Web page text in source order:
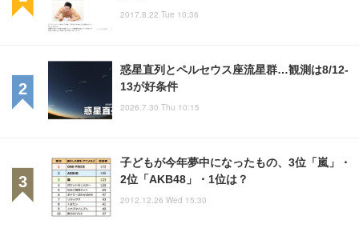
2017.8.22 Tue 10:36
惑星直列とペルセウス座流星群…観測は8/12-
13が好条件
2026.7.30 Thu 10:15
子どもが今年夢中になったもの、3位「嵐」・
2位「AKB48」・1位は？
2012.12.26 Wed 15:30